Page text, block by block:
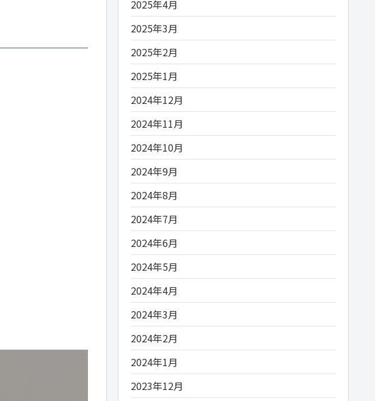
2025年4月
2025年3月
2025年2月
2025年1月
2024年12月
2024年11月
2024年10月
2024年9月
2024年8月
2024年7月
2024年6月
2024年5月
2024年4月
2024年3月
2024年2月
2024年1月
2023年12月